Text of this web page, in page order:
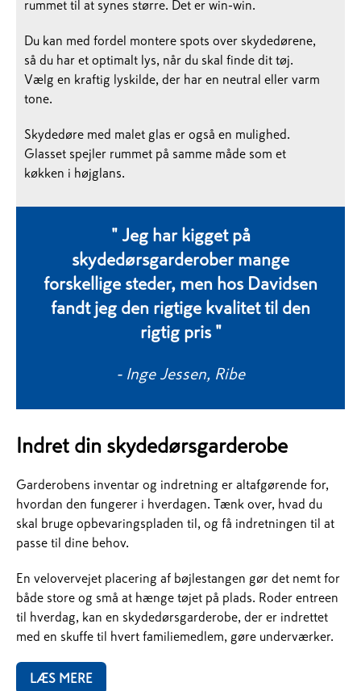
rummet til at synes større. Det er win-win.
Du kan med fordel montere spots over skydedørene,
så du har et optimalt lys, når du skal finde dit tøj.
Vælg en kraftig lyskilde, der har en neutral eller varm
tone.
Skydedøre med malet glas er også en mulighed.
Glasset spejler rummet på samme måde som et
køkken i højglans.
"Jeg har kigget på
skydedørsgarderober mange
forskellige steder, men hos Davidsen
fandt jeg den rigtige kvalitet til den
rigtig pris "
- Inge Jessen, Ribe
Indret din skydedørsgarderobe
Garderobens inventar og indretning er altafgørende for,
hvordan den fungerer i hverdagen. Tænk over, hvad du
skal bruge opbevaringspladen til, og få indretningen til at
passe til dine behov.
En velovervejet placering af bøjlestangen gør det nemt for
både store og små at hænge tøjet på plads. Roder entreen
til hverdag, kan en skydedørsgarderobe, der er indrettet
med en skuffe til hvert familiemedlem, gøre underværker.
LÆS MERE